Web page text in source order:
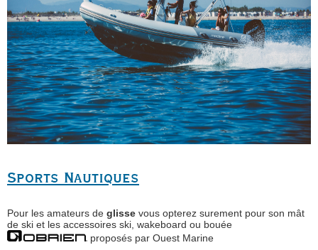
Sports Nautiques
Pour les amateurs de glisse vous opterez surement pour son mât
de ski et les accessoires ski, wakeboard ou bouée
proposés par Ouest Marine